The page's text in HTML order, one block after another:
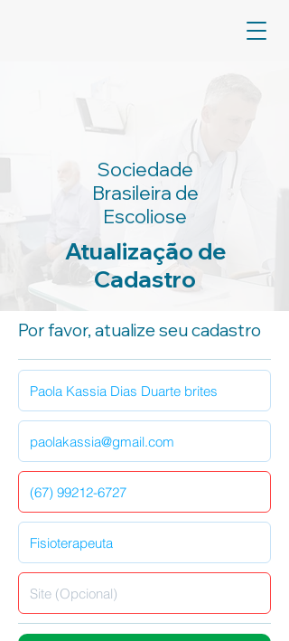
Sociedade
Brasileira de
Escoliose
Atualização de
Cadastro
Por favor, atualize seu cadastro